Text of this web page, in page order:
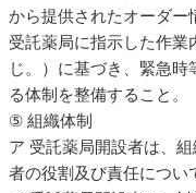
から提供されたオーダー
受託薬局に指示した作業
じ。）に基づき、緊急
る体制を整備すること。
⑤ 組織体制
ア 受託薬局開設者は、
者の役割及び責任につい